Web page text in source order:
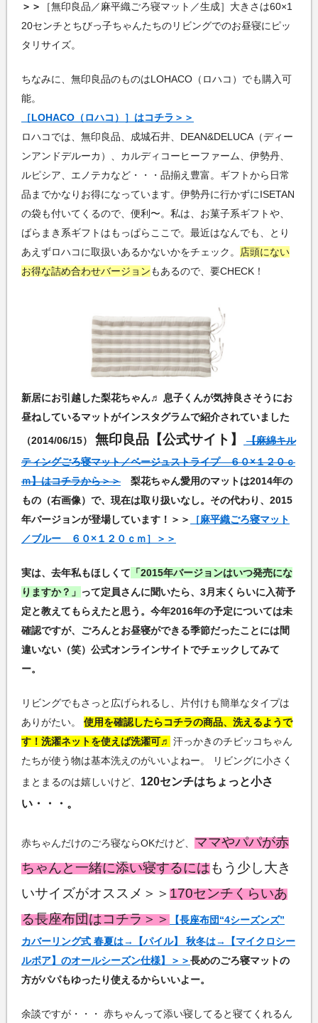
＞＞
［無印良品／麻平織ごろ寝マット／生成］大きさは60×1
20センチとちびっ子ちゃんたちのリビングでのお昼寝にピッ
タリサイズ。
ちなみに、無印良品のものはLOHACO（ロハコ）でも購入可
能。
［LOHACO（ロハコ）］はコチラ＞＞
ロハコでは、無印良品、成城石井、DEAN&DELUCA（ディー
ンアンドデルーカ）、カルディコーヒーファーム、伊勢丹、
ルピシア、エノテカなど・・・品揃え豊富。ギフトから日常
品までかなりお得になっています。伊勢丹に行かずにISETAN
の袋も付いてくるので、便利〜。私は、お菓子系ギフトや、
ばらまき系ギフトはもっぱらここで。最近はなんでも、とり
あえずロハコに取扱いあるかないかをチェック。
店頭にない
お得な詰め合わせバージョンもあるので、要CHECK！
新居にお引越した梨花ちゃん♬ 息子くんが気持良さそうにお
昼ねしているマットがインスタグラムで紹介されていました
（2014/06/15） 無印良品【公式サイト】
【麻綿キル
ティングごろ寝マット／ベージュストライプ ６０×１２０ｃ
ｍ】はコチラから＞＞ 梨花ちゃん愛用のマットは2014年の
もの（右画像）で、現在は取り扱いなし。その代わり、2015
年バージョンが登場しています！＞＞
［麻平織ごろ寝マット
／ブルー ６０×１２０ｃｍ］＞＞
実は、去年私もほしくて 「2015年バージョンはいつ発売にな
りますか？」 って定員さんに聞いたら、3月末くらいに入荷予
定と教えてもらえたと思う。今年2016年の予定については未
確認ですが、ごろんとお昼寝ができる季節だったことには間
違いない（笑）公式オンラインサイトでチェックしてみて
ー。
リビングでもさっと広げられるし、片付けも簡単なタイプは
ありがたい。 使用を確認したらコチラの商品、洗えるようで
す！洗濯ネットを使えば洗濯可♬ 汗っかきのチビッコちゃん
たちが使う物は基本洗えのがいいよねー。 リビングに小さく
まとまるのは嬉しいけど、 120センチはちょっと小さ
い・・・。
赤ちゃんだけのごろ寝ならOKだけど、 ママやパパが赤
ちゃんと一緒に添い寝するにはもう少し大き
いサイズがオススメ＞＞ 170センチくらいあ
る長座布団はコチラ＞＞ 【長座布団“4シーズンズ”
カバーリング式 春夏は→【パイル】 秋冬は→【マイクロシー
ルボア】のオールシーズン仕様】＞＞長めのごろ寝マットの
方がパパもゆったり使えるからいいよー。
余談ですが・・・ 赤ちゃんって添い寝してると寝てくれるん